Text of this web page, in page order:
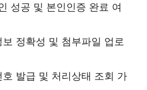
성공 및 본인인증 완료 여
보 정확성 및 첨부파일 업로
호 발급 및 처리상태 조회 가